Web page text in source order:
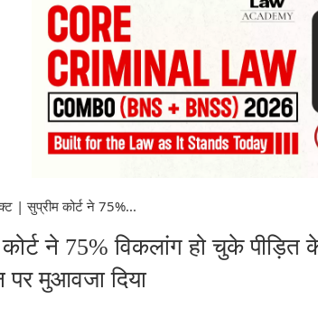
| सुप्रीम कोर्ट ने 75%...
ने 75% विकलांग हो चुके
मुआवजा दिया